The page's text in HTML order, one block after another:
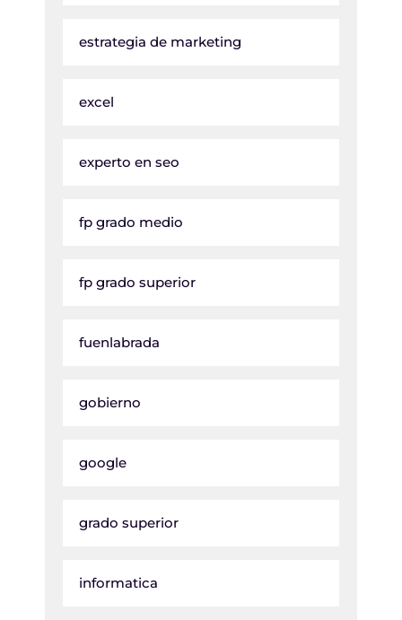
estrategia de marketing
excel
experto en seo
fp grado medio
fp grado superior
fuenlabrada
gobierno
google
grado superior
informatica